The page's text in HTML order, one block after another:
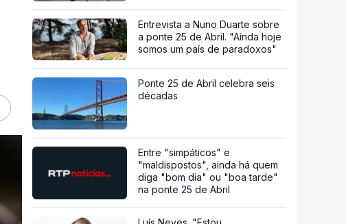
Entrevista a Nuno Duarte sobre
a ponte 25 de Abril. "Ainda hoje
somos um país de paradoxos"
Ponte 25 de Abril celebra seis
décadas
Entre "simpáticos" e
"maldispostos", ainda há quem
diga "bom dia" ou "boa tarde"
na ponte 25 de Abril